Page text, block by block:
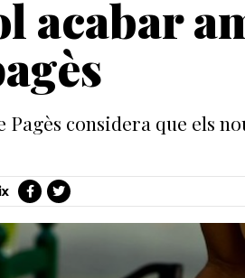
acabar
Pagès considera que els